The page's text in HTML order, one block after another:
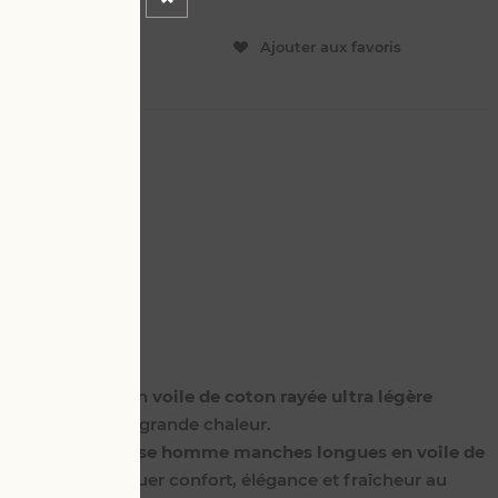
Ajouter aux favoris
longues envoile de coton rayée ultra légère
même par grande chaleur.
chemise homme manches longues en voile de
pour conjuguer confort, élégance et fraîcheur au